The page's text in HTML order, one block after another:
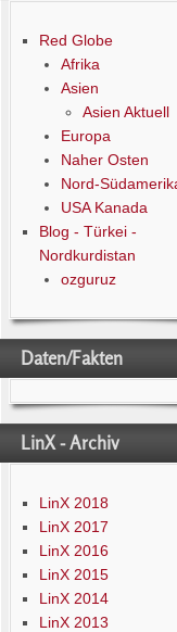
Red Globe
Afrika
Asien
Asien Aktuell
Europa
Naher Osten
Nord-
USA Kanada
Blog - Türkei -
Nordkurdistan
ozguruz
Daten/Fakten
LinX - Archiv
LinX 2018
LinX 2017
LinX 2016
LinX 2015
LinX 2014
LinX 2013